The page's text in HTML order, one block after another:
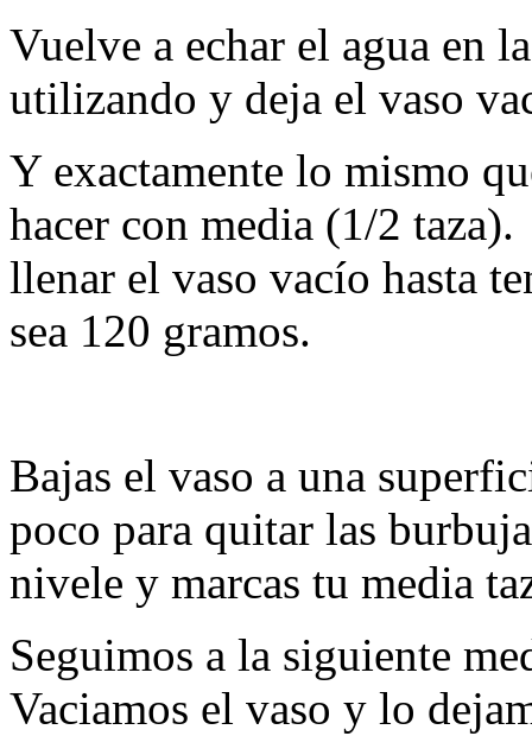
Vuelve a echar el agua en
utilizando y deja el vaso
Y exactamente lo mismo
hacer con media (1/2
llenar el vaso vacío hasta
sea 120 gramos.
Bajas el vaso a una
poco para quitar las
nivele y marcas tu media
Seguimos a la siguiente
Vaciamos el vaso y lo